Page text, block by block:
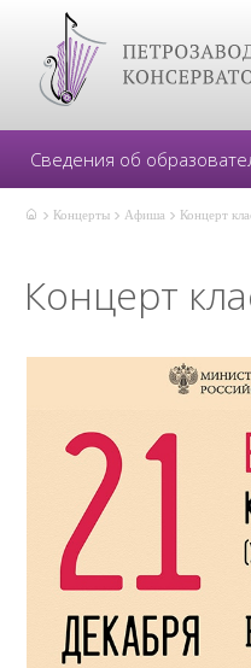
Сведения об
Концерты Афиша Концерт
Концерт